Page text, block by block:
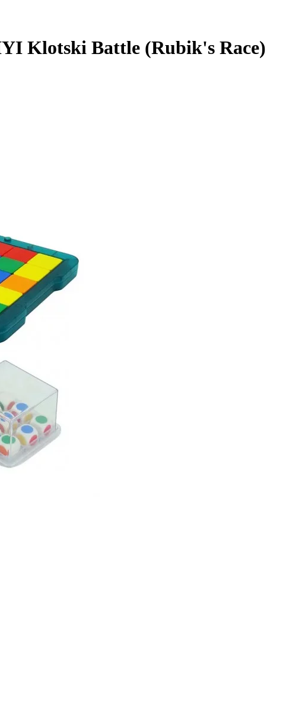
Klotski Battle (Rubik's Race)